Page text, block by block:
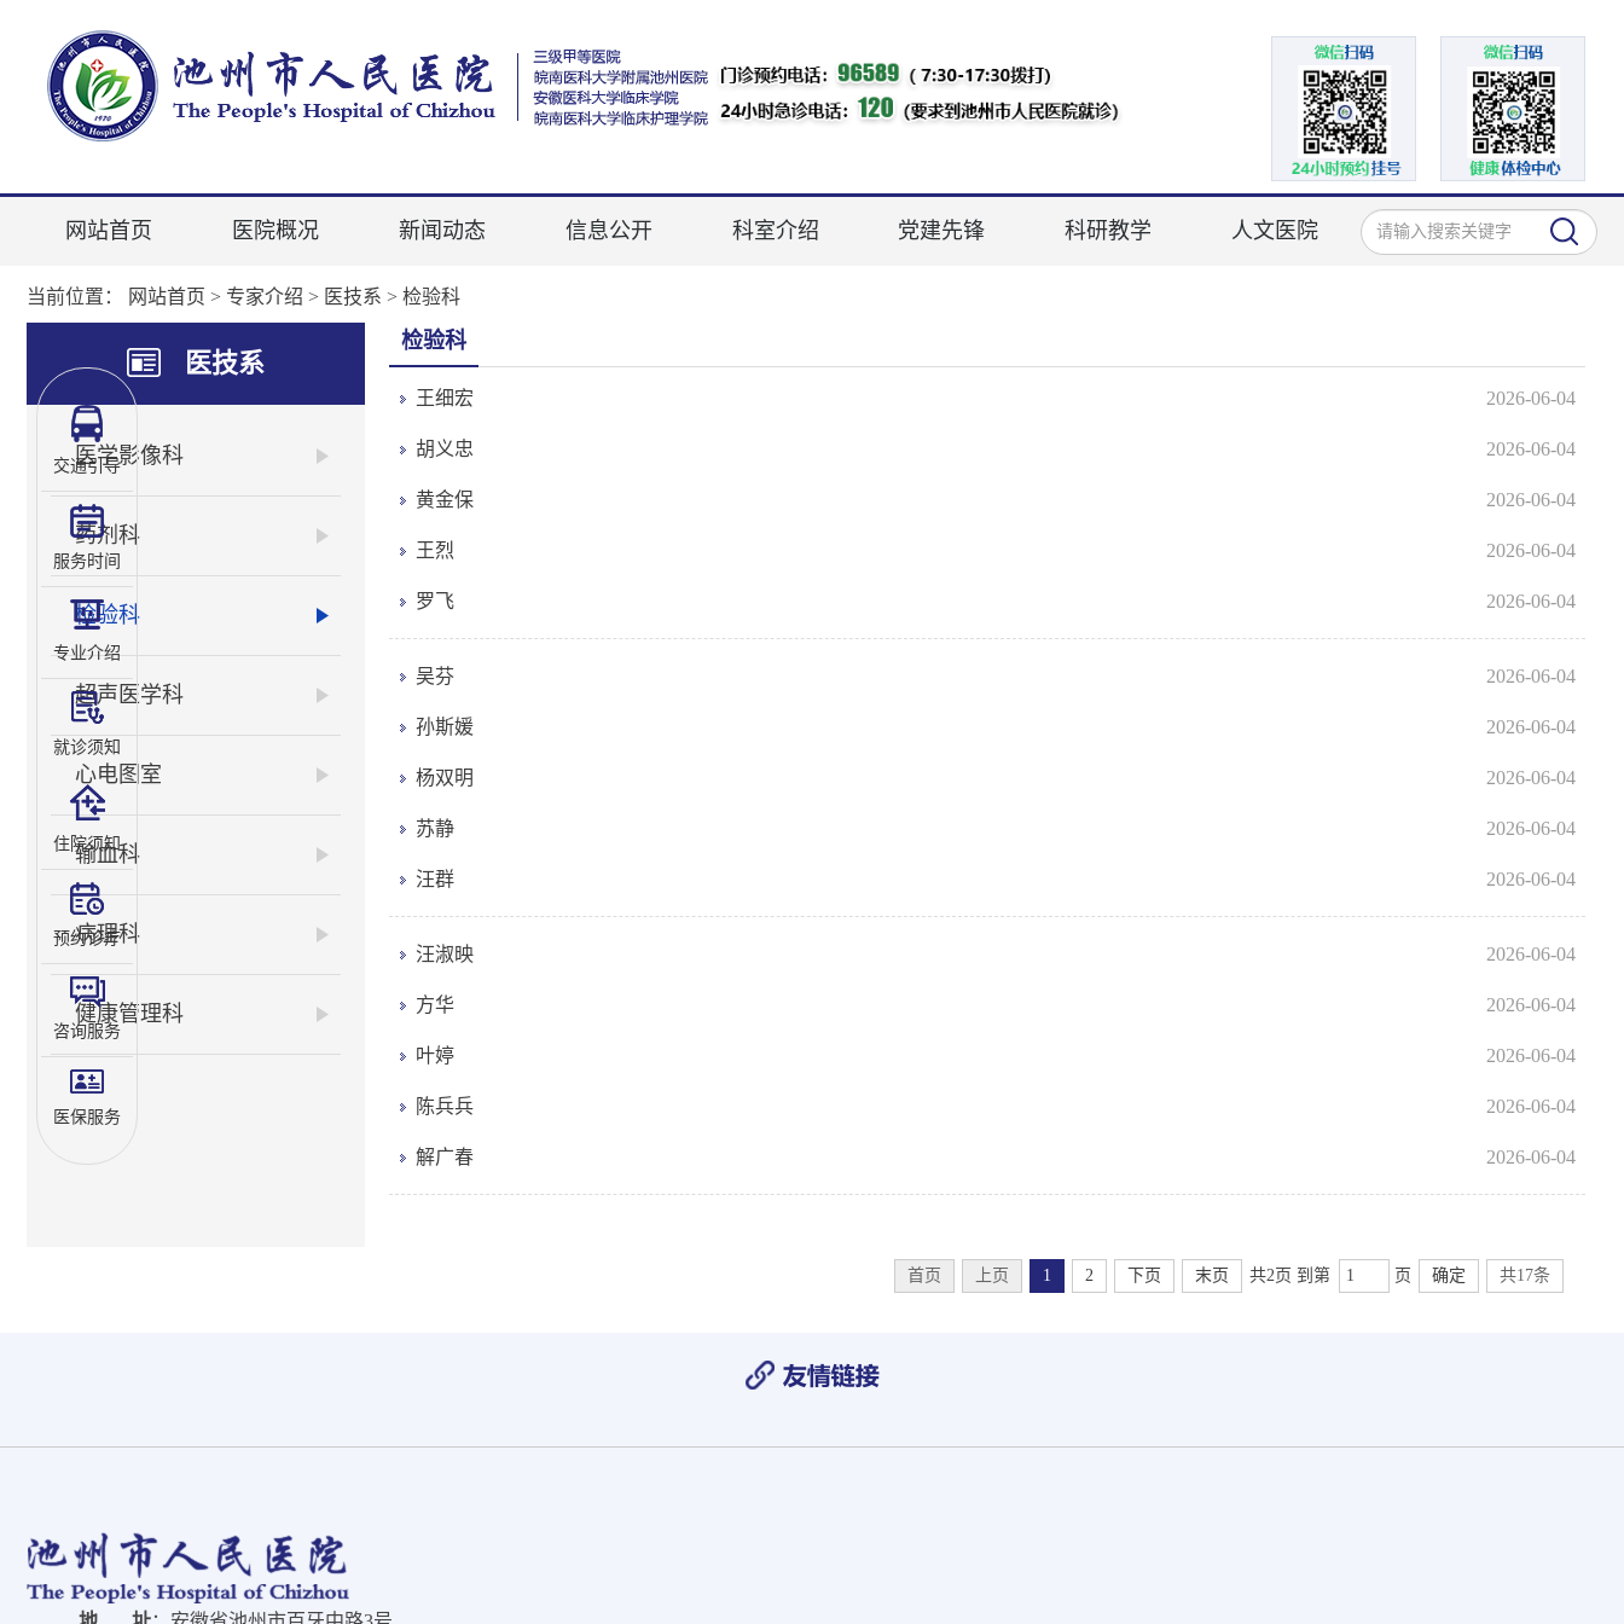
网站首页 医院概况 新闻动态 信息公开 科室介绍 党建先锋 科研教学 人文医院
当前位置： 网站首页 > 专家介绍 > 医技系 > 检验科
医技系
医学影像科
药剂科
检验科
超声医学科
心电图室
输血科
病理科
健康管理科
检验科
2026-06-04
王细宏
2026-06-04
胡义忠
2026-06-04
黄金保
2026-06-04
王烈
2026-06-04
罗飞
2026-06-04
吴芬
2026-06-04
孙斯媛
2026-06-04
杨双明
2026-06-04
苏静
2026-06-04
汪群
2026-06-04
汪淑映
2026-06-04
方华
2026-06-04
叶婷
2026-06-04
陈兵兵
2026-06-04
解广春
首页 上页 1 2 下页 末页 共2页 到第 页 确定 共17条
交通引导
服务时间
专业介绍
就诊须知
住院须知
预约诊疗
咨询服务
医保服务